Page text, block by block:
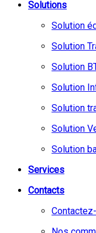
Solutions
Solution
Solution
Solution
Solution
Solution
Solution
Solution
Services
Contacts